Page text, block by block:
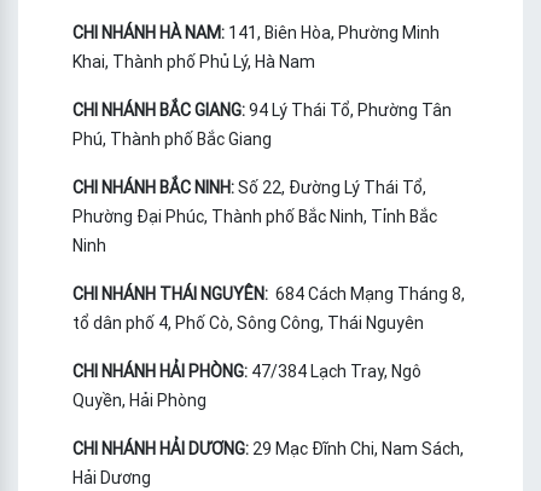
CHI NHÁNH HÀ NAM: 141, Biên Hòa, Phường Minh
Khai, Thành phố Phủ Lý, Hà Nam
CHI NHÁNH BẮC GIANG:94 Lý Thái Tổ, Phường Tân
Phú, Thành phố Bắc Giang
CHI NHÁNH BẮC NINH:Số 22, Đường Lý Thái Tổ,
Phường Đại Phúc, Thành phố Bắc Ninh, Tỉnh Bắc
Ninh
CHI NHÁNH THÁI NGUYÊN: 684 Cách Mạng Tháng 8,
tổ dân phố 4, Phố Cò, Sông Công, Thái Nguyên
CHI NHÁNH HẢI PHÒNG: 47/384 Lạch Tray, Ngô
Quyền, Hải Phòng
CHI NHÁNH HẢI DƯƠNG: 29 Mạc Đĩnh Chi, Nam Sách,
Hải Dương